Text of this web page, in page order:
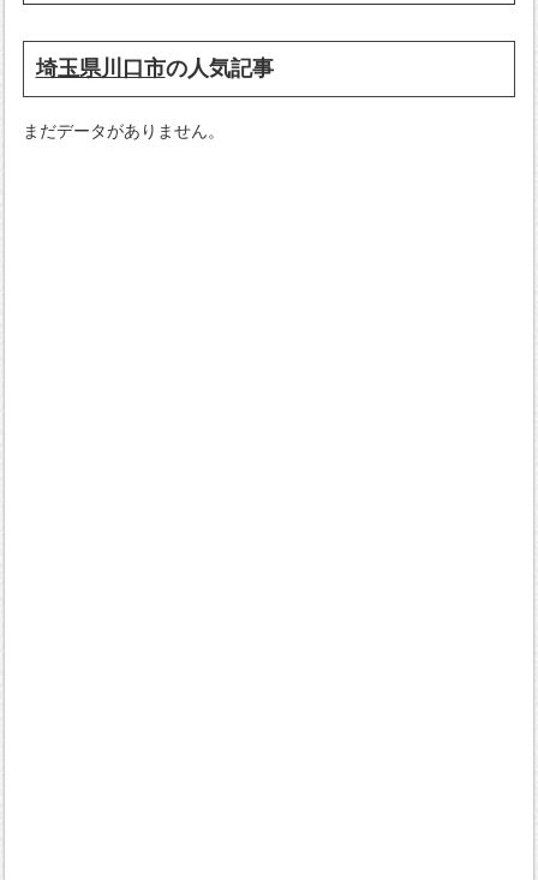
埼玉県川口市の人気記事
まだデータがありません。